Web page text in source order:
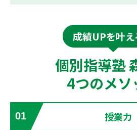
成績UPを叶え
個別指導塾
4つのメソ
01 授業力